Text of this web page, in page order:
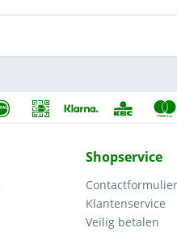
Shopservice
Contactformulier
Klantenservice
Veilig betalen